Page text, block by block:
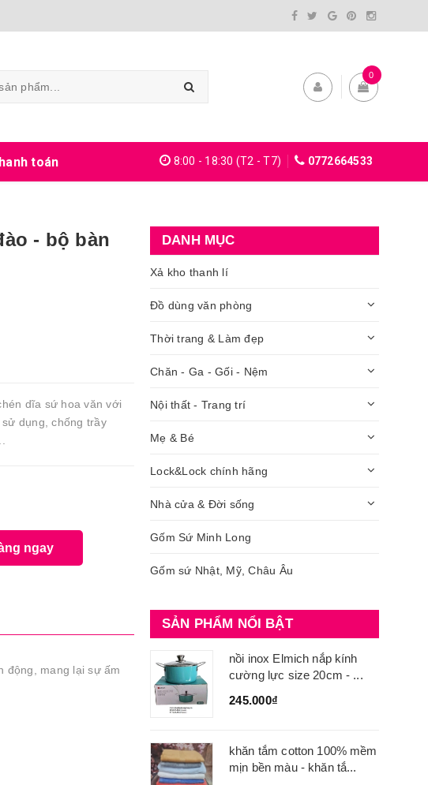
0
toán 8:00 - 18:30 (T2 - T7) 0772664533
- bộ bàn
dĩa sứ hoa văn với
dụng, chống trầy
ngay
động, mang lại sự ấm
DANH MỤC
Xả kho thanh lí
Đồ dùng văn phòng
Thời trang & Làm đẹp
Chăn - Ga - Gối - Nệm
Nội thất - Trang trí
Mẹ & Bé
Lock&Lock chính hãng
Nhà cửa & Đời sống
Gốm Sứ Minh Long
Gốm sứ Nhật, Mỹ, Châu Âu
SẢN PHẨM NỔI BẬT
nồi inox Elmich nắp kính
cường lực size 20cm - ...
245.000₫
khăn tắm cotton 100% mềm
mịn bền màu - khăn tắ...